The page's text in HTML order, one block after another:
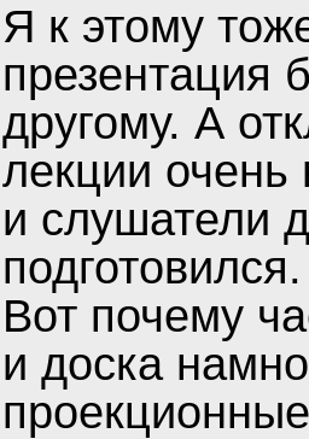
Я к этому
презентация
другому. А
лекции
и слушатели
подготовился.
Вот почему
и доска